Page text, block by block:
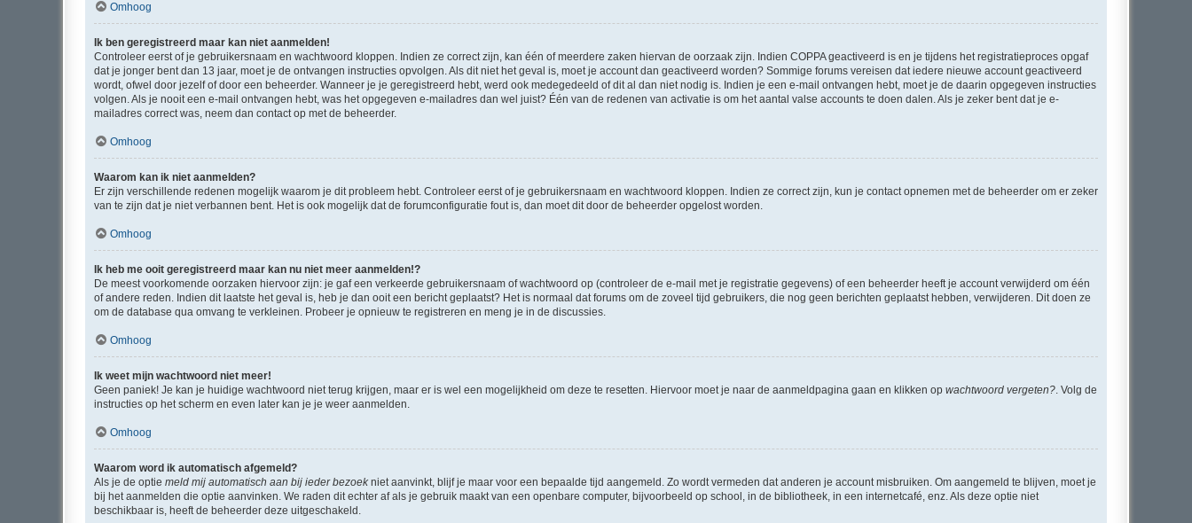
Omhoog
Ik ben geregistreerd maar kan niet aanmelden!
Controleer eerst of je gebruikersnaam en wachtwoord kloppen. Indien ze correct zijn, kan één of meerdere zaken hiervan de oorzaak zijn. Indien COPPA geactiveerd is en je tijdens het registratieproces opgaf
dat je jonger bent dan 13 jaar, moet je de ontvangen instructies opvolgen. Als dit niet het geval is, moet je account dan geactiveerd worden? Sommige forums vereisen dat iedere nieuwe account geactiveerd
wordt, ofwel door jezelf of door een beheerder. Wanneer je je geregistreerd hebt, werd ook medegedeeld of dit al dan niet nodig is. Indien je een e-mail ontvangen hebt, moet je de daarin opgegeven instructies
volgen. Als je nooit een e-mail ontvangen hebt, was het opgegeven e-mailadres dan wel juist? Één van de redenen van activatie is om het aantal valse accounts te doen dalen. Als je zeker bent dat je e-
mailadres correct was, neem dan contact op met de beheerder.
Omhoog
Waarom kan ik niet aanmelden?
Er zijn verschillende redenen mogelijk waarom je dit probleem hebt. Controleer eerst of je gebruikersnaam en wachtwoord kloppen. Indien ze correct zijn, kun je contact opnemen met de beheerder om er zeker
van te zijn dat je niet verbannen bent. Het is ook mogelijk dat de forumconfiguratie fout is, dan moet dit door de beheerder opgelost worden.
Omhoog
Ik heb me ooit geregistreerd maar kan nu niet meer aanmelden!?
De meest voorkomende oorzaken hiervoor zijn: je gaf een verkeerde gebruikersnaam of wachtwoord op (controleer de e-mail met je registratie gegevens) of een beheerder heeft je account verwijderd om één
of andere reden. Indien dit laatste het geval is, heb je dan ooit een bericht geplaatst? Het is normaal dat forums om de zoveel tijd gebruikers, die nog geen berichten geplaatst hebben, verwijderen. Dit doen ze
om de database qua omvang te verkleinen. Probeer je opnieuw te registreren en meng je in de discussies.
Omhoog
Ik weet mijn wachtwoord niet meer!
Geen paniek! Je kan je huidige wachtwoord niet terug krijgen, maar er is wel een mogelijkheid om deze te resetten. Hiervoor moet je naar de aanmeldpagina gaan en klikken op wachtwoord vergeten?. Volg de
instructies op het scherm en even later kan je je weer aanmelden.
Omhoog
Waarom word ik automatisch afgemeld?
Als je de optie meld mij automatisch aan bij ieder bezoekniet aanvinkt, blijf je maar voor een bepaalde tijd aangemeld. Zo wordt vermeden dat anderen je account misbruiken. Om aangemeld te blijven, moet je
bij het aanmelden die optie aanvinken. We raden dit echter af als je gebruik maakt van een openbare computer, bijvoorbeeld op school, in de bibliotheek, in een internetcafé, enz. Als deze optie niet
beschikbaar is, heeft de beheerder deze uitgeschakeld.